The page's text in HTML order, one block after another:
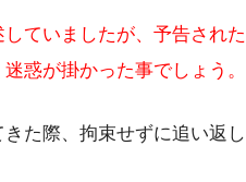
ていましたが、予告された
惑が掛かった事でしょう。
た際、拘束せずに追い返し